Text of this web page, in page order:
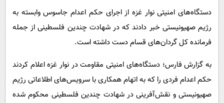
فناوری
گوناگون
محیط زیست
سلامت
آشپزی
دستگاه‌های امنیتی نوار غزه از اجرای حکم اعدام جاسوس وابسته به
رژیم صهیونیستی خبر دادند که در شهادت چندین فلسطینی از جمله
فرمانده کل گردان‌های قسام دست داشته است.
به گزارش فارس؛ دستگاه‌های امنیتی مقاومت در نوار غزه اعلام کردند
حکم اعدام فردی را که به اتهام همکاری با سرویس‌های اطلاعاتی رژیم
صهیونیستی و نقش‌آفرینی در شهادت چندین فلسطینی محکوم شده